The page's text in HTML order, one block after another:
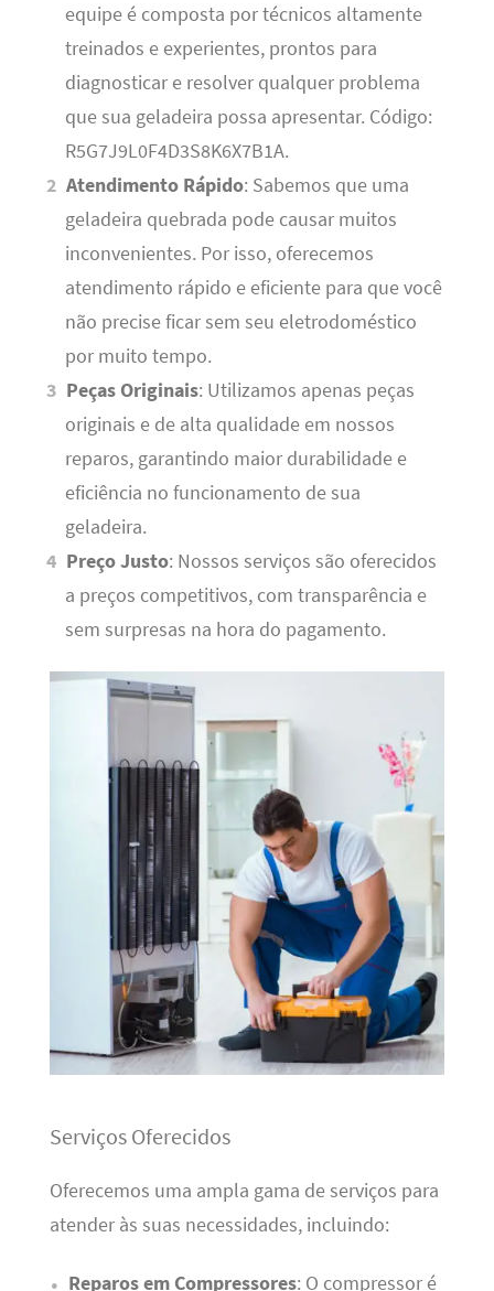
equipe é composta por técnicos altamente
treinados e experientes, prontos para
diagnosticar e resolver qualquer problema
que sua geladeira possa apresentar. Código:
R5G7J9L0F4D3S8K6X7B1A.
Atendimento Rápido: Sabemos que uma
geladeira quebrada pode causar muitos
inconvenientes. Por isso, oferecemos
atendimento rápido e eficiente para que você
não precise ficar sem seu eletrodoméstico
por muito tempo.
Peças Originais: Utilizamos apenas peças
originais e de alta qualidade em nossos
reparos, garantindo maior durabilidade e
eficiência no funcionamento de sua
geladeira.
Preço Justo: Nossos serviços são oferecidos
a preços competitivos, com transparência e
sem surpresas na hora do pagamento.
Serviços Oferecidos
Oferecemos uma ampla gama de serviços para
atender às suas necessidades, incluindo:
Reparos em Compressores: O compressor é